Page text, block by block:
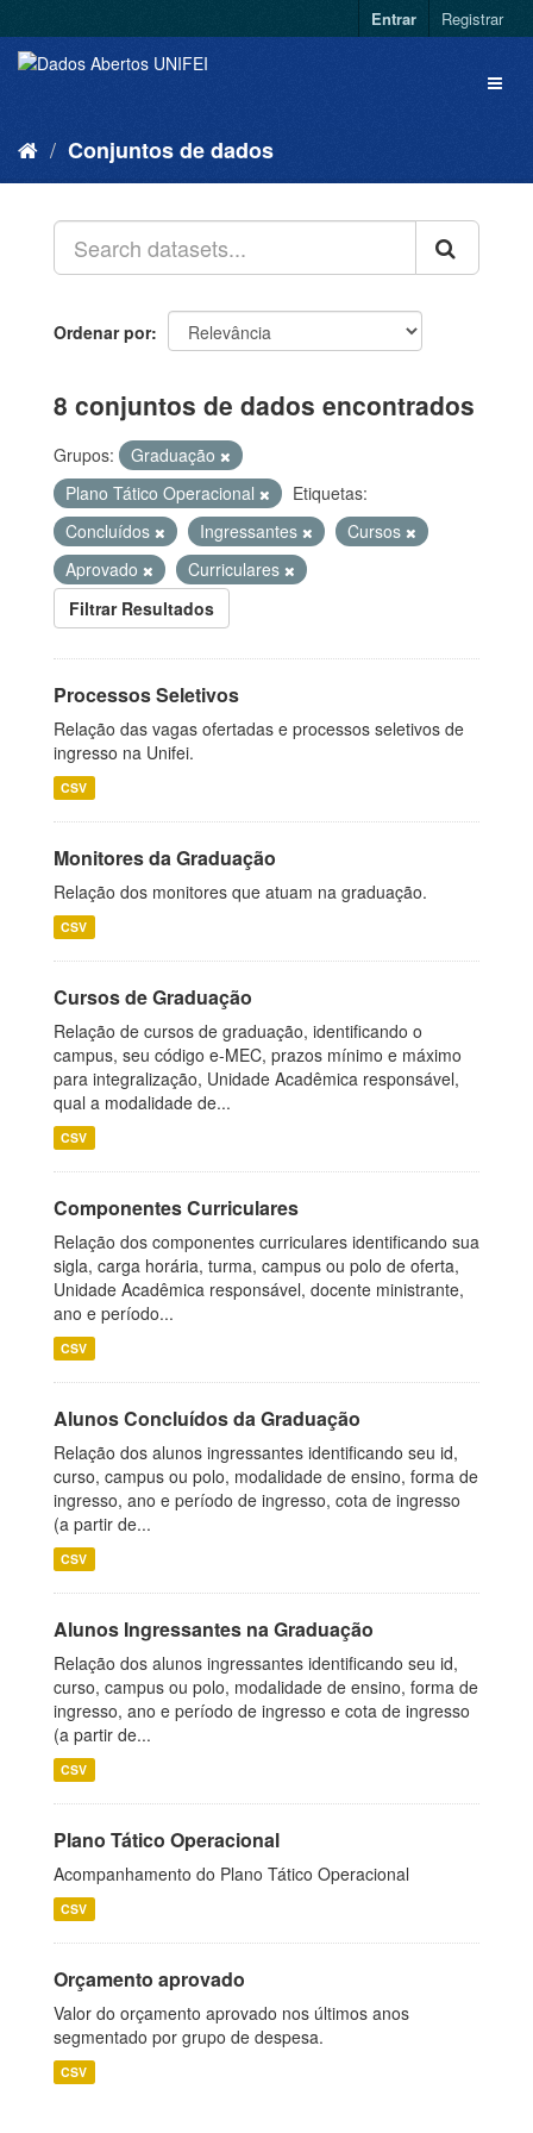
Entrar Registrar
Conjuntos de dados
Ordenar por
8 conjuntos de dados encontrados
Grupos:
Graduação
Plano Tático Operacional
Etiquetas:
Concluídos
Ingressantes
Cursos
Aprovado
Curriculares
Filtrar Resultados
Processos Seletivos
Relação das vagas ofertadas e processos seletivos de
ingresso na Unifei.
CSV
Monitores da Graduação
Relação dos monitores que atuam na graduação.
CSV
Cursos de Graduação
Relação de cursos de graduação, identificando o
campus, seu código e-MEC, prazos mínimo e máximo
para integralização, Unidade Acadêmica responsável,
qual a modalidade de...
CSV
Componentes Curriculares
Relação dos componentes curriculares identificando sua
sigla, carga horária, turma, campus ou polo de oferta,
Unidade Acadêmica responsável, docente ministrante,
ano e período...
CSV
Alunos Concluídos da Graduação
Relação dos alunos ingressantes identificando seu id,
curso, campus ou polo, modalidade de ensino, forma de
ingresso, ano e período de ingresso, cota de ingresso
(a partir de...
CSV
Alunos Ingressantes na Graduação
Relação dos alunos ingressantes identificando seu id,
curso, campus ou polo, modalidade de ensino, forma de
ingresso, ano e período de ingresso e cota de ingresso
(a partir de...
CSV
Plano Tático Operacional
Acompanhamento do Plano Tático Operacional
CSV
Orçamento aprovado
Valor do orçamento aprovado nos últimos anos
segmentado por grupo de despesa.
CSV